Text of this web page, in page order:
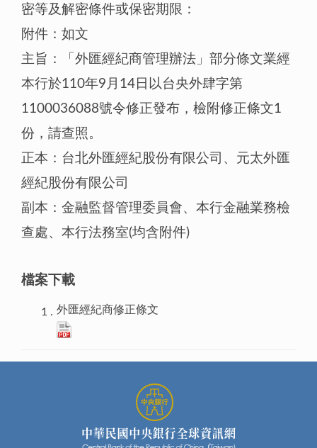
密等及解密條件或保密期限：
附件：如文
主旨：「外匯經紀商管理辦法」部分條文業經
本行於110年9月14日以台央外肆字第
1100036088號令修正發布，檢附修正條文1
份，請查照。
正本：台北外匯經紀股份有限公司、元太外匯
經紀股份有限公司
副本：金融監督管理委員會、本行金融業務檢
查處、本行法務室(均含附件)
檔案下載
外匯經紀商修正條文